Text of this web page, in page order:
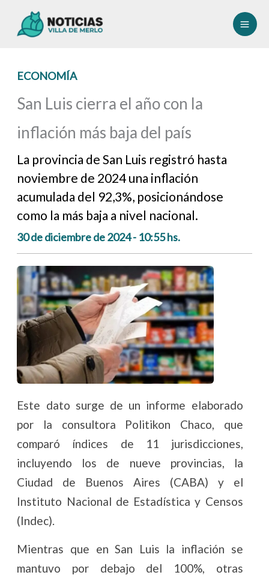
ECONOMÍA
San Luis cierra el año con la
inflación más baja del país
La provincia de San Luis registró hasta
noviembre de 2024 una inflación
acumulada del 92,3%, posicionándose
como la más baja a nivel nacional.
30 de diciembre de 2024 - 10:55 hs.
Este dato surge de un informe elaborado
por la consultora Politikon Chaco, que
comparó índices de 11 jurisdicciones,
incluyendo los de nueve provincias, la
Ciudad de Buenos Aires (CABA) y el
Instituto Nacional de Estadística y Censos
(Indec).
Mientras que en San Luis la inflación se
mantuvo por debajo del 100%, otras